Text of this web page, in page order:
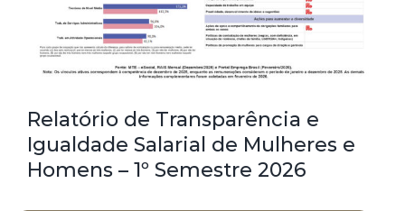
Relatório de Transparência e
Igualdade Salarial de Mulheres e
Homens – 1º Semestre 2026